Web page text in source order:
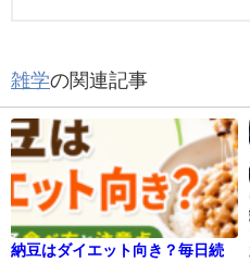
雑学の関連記事
納豆はダイエット向き？毎日続